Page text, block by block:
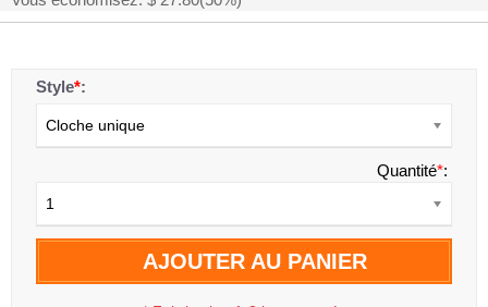
Style*:
Cloche unique
Quantité*:
1
AJOUTER AU PANIER